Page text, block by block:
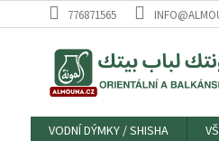
na
776871565
VODNÍ DÝMKY / SHISHA